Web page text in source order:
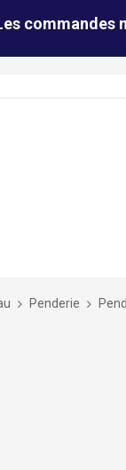
commandes
Penderie